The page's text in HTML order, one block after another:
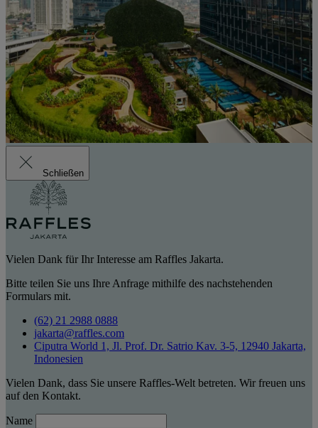
Schließen
Vielen Dank für Ihr Interesse am Raffles Jakarta.
Bitte teilen Sie uns Ihre Anfrage mithilfe des nachstehenden
Formulars mit.
(62) 21 2988 0888
jakarta@raffles.com
Ciputra World 1, Jl. Prof. Dr. Satrio Kav. 3-5, 12940 Jakarta,
Indonesien
Vielen Dank, dass Sie unsere Raffles-Welt betreten. Wir freuen uns
auf den Kontakt.
Name